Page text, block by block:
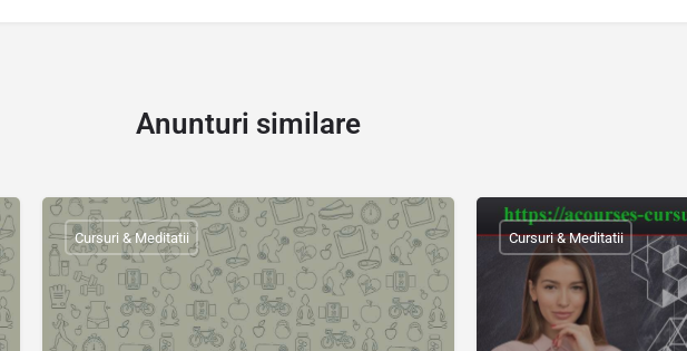
Anunturi similare
Cursuri & Meditatii Cursuri & Meditatii